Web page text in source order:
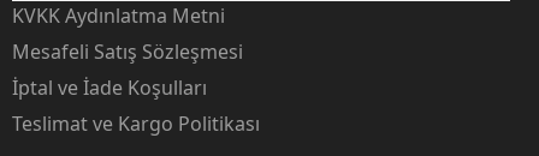
KVKK Aydınlatma Metni
Mesafeli Satış Sözleşmesi
İptal ve İade Koşulları
Teslimat ve Kargo Politikası